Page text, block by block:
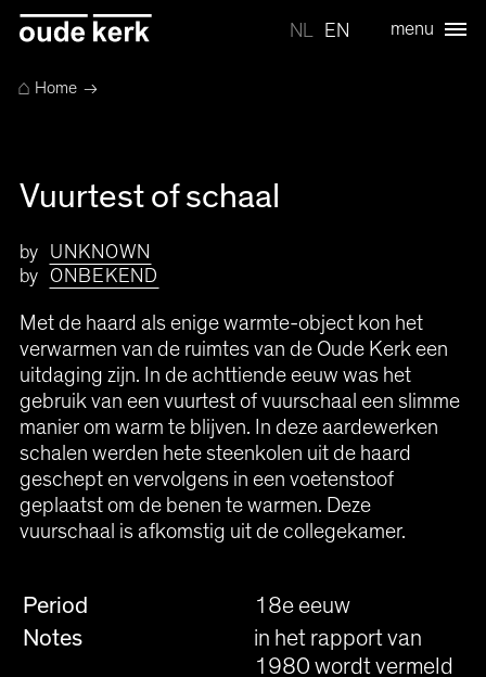
NL EN menu
⌂Home →
Vuurtest of schaal
by
UNKNOWN
by
ONBEKEND
Met de haard als enige warmte-object kon het
verwarmen van de ruimtes van de Oude Kerk een
uitdaging zijn. In de achttiende eeuw was het
gebruik van een vuurtest of vuurschaal een slimme
manier om warm te blijven. In deze aardewerken
schalen werden hete steenkolen uit de haard
geschept en vervolgens in een voetenstoof
geplaatst om de benen te warmen. Deze
vuurschaal is afkomstig uit de collegekamer.
Period
18e eeuw
Notes
in het rapport van
1980 wordt vermeld